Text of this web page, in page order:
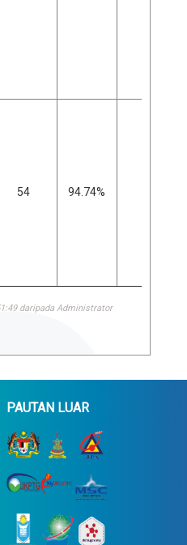
54 94.74%
daripada Administrator
PAUTAN LUAR